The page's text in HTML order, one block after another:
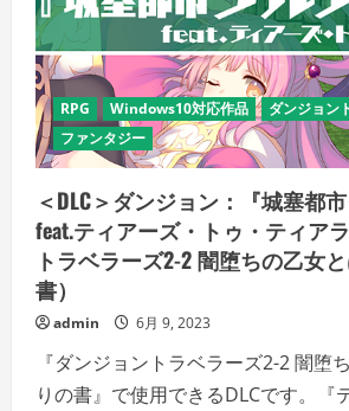
詳
を
ご
覧
く
だ
さ
い
RPG Windows10対応作品
ダンジョン
ファンタジー
＜DLC＞ダンジョン：『城塞都
feat.ティアーズ・トゥ・ティア
トラベラーズ2-2 闇堕ちの乙女
書）
admin 6月 9, 2023
『ダンジョントラベラーズ2-2 闇堕
りの書』で使用できるDLCです。『